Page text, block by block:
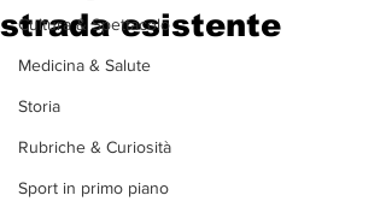
Cultura & Spettacolo
Medicina & Salute
Storia
Rubriche & Curiosità
Sport in primo piano
strada esistente